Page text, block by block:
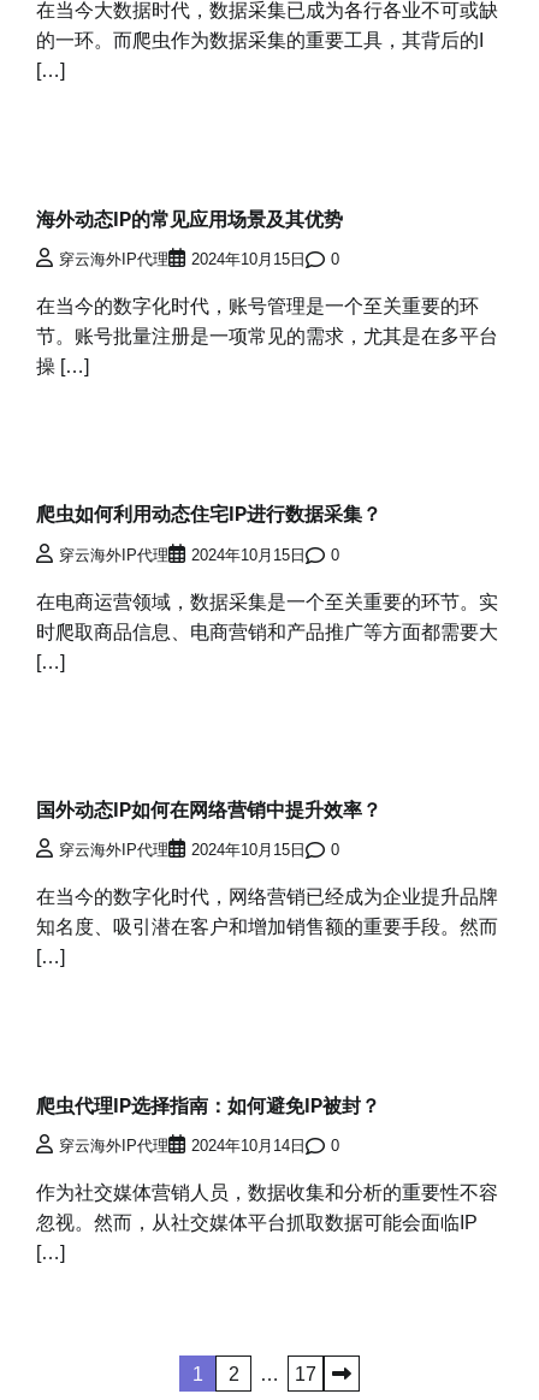
在当今大数据时代，数据采集已成为各行各业不可或缺
的一环。而爬虫作为数据采集的重要工具，其背后的I
[…]
海外动态IP的常见应用场景及其优势
穿云海外IP代理 2024年10月15日 0
在当今的数字化时代，账号管理是一个至关重要的环
节。账号批量注册是一项常见的需求，尤其是在多平台
操 […]
爬虫如何利用动态住宅IP进行数据采集？
穿云海外IP代理 2024年10月15日 0
在电商运营领域，数据采集是一个至关重要的环节。实
时爬取商品信息、电商营销和产品推广等方面都需要大
[…]
国外动态IP如何在网络营销中提升效率？
穿云海外IP代理 2024年10月15日 0
在当今的数字化时代，网络营销已经成为企业提升品牌
知名度、吸引潜在客户和增加销售额的重要手段。然而
[…]
爬虫代理IP选择指南：如何避免IP被封？
穿云海外IP代理 2024年10月14日 0
作为社交媒体营销人员，数据收集和分析的重要性不容
忽视。然而，从社交媒体平台抓取数据可能会面临IP
[…]
1 2 … 17